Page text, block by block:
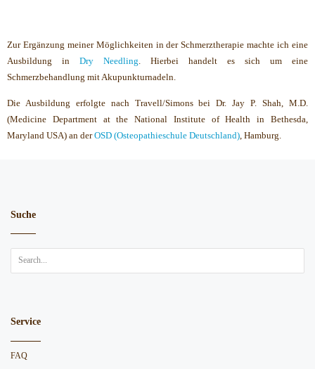
Zur Ergänzung meiner Möglichkeiten in der Schmerztherapie machte ich eine
Ausbildung in Dry Needling. Hierbei handelt es sich um eine
Schmerzbehandlung mit Akupunkturnadeln.
Die Ausbildung erfolgte nach Travell/Simons bei Dr. Jay P. Shah, M.D.
(Medicine Department at the National Institute of Health in Bethesda,
Maryland USA) an derOSD (Osteopathieschule Deutschland) , Hamburg.
Suche
Service
FAQ